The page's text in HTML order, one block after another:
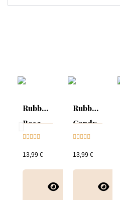
Rubber
Base
Candy
Rose

13,99 €
Rubber
Candy
Glitter

13,99 €